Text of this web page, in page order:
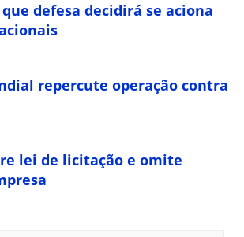
defesa decidirá se aciona
repercute operação contra
lei de licitação e omite